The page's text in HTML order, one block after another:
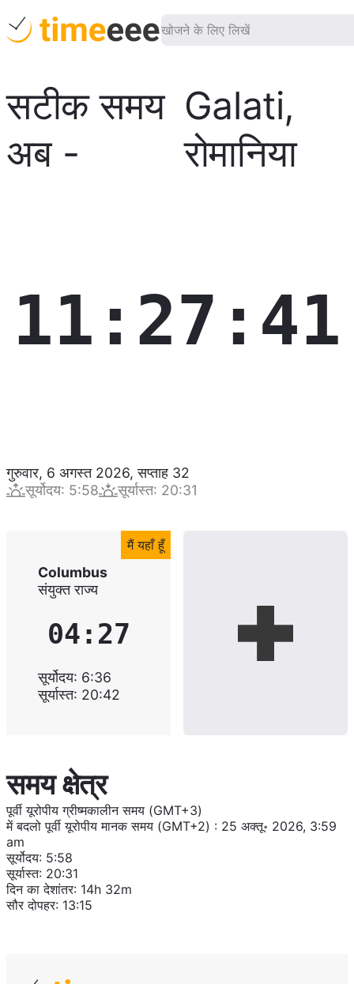
सटीक समय
अब-
Galati,
रोमानिया
11:27:42
गुरुवार, 6 अगस्त 2026,सप्ताह 32
सूर्योदय: 5:58 सूर्यास्त: 20:31
मैं यहाँ हूँ
Columbus
संयुक्त राज्य
04:27
सूर्योदय: 6:36
सूर्यास्त: 20:42
समय क्षेत्र
पूर्वी यूरोपीय ग्रीष्मकालीन समय (GMT+3)
में बदलो पूर्वी यूरोपीय मानक समय (GMT+2) : 25 अक्तू॰ 2026, 3:59
am
सूर्योदय: 5:58
सूर्यास्त: 20:31
दिन का देशांतर: 14h 32m
सौर दोपहर: 13:15